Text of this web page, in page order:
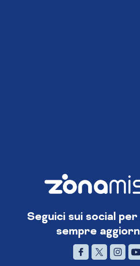
Seguici sui social
sempre